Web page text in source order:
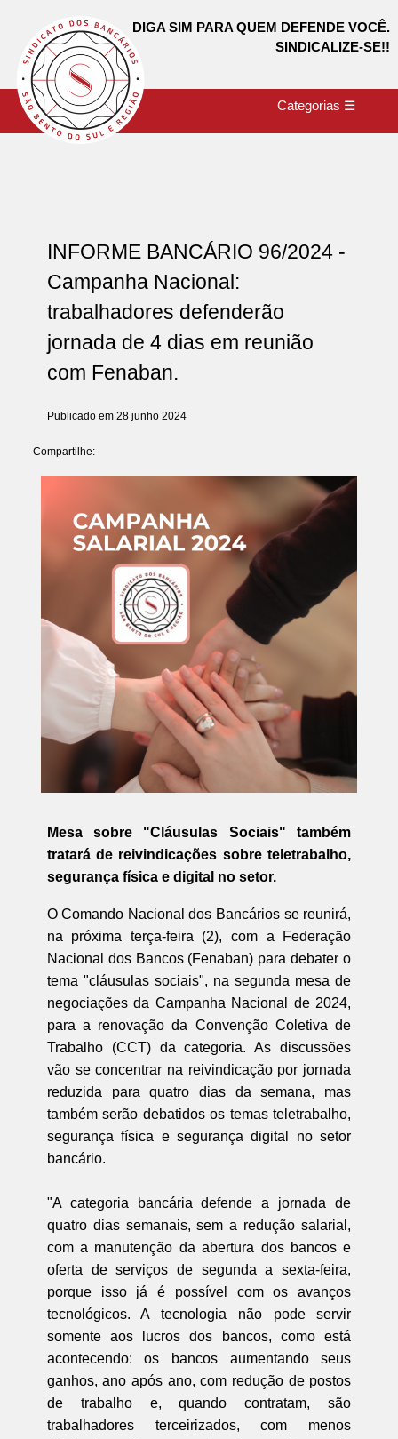
DIGA SIM PARA QUEM DEFENDE VOCÊ.
SINDICALIZE-SE!!
Categorias ☰
INFORME BANCÁRIO 96/2024 -
Campanha Nacional:
trabalhadores defenderão
jornada de 4 dias em reunião
com Fenaban.
Publicado em 28 junho 2024
Compartilhe:
Mesa sobre "Cláusulas Sociais" também
tratará de reivindicações sobre teletrabalho,
segurança física e digital no setor.
O Comando Nacional dos Bancários se reunirá,
na próxima terça-feira (2), com a Federação
Nacional dos Bancos (Fenaban) para debater o
tema "cláusulas sociais", na segunda mesa de
negociações da Campanha Nacional de 2024,
para a renovação da Convenção Coletiva de
Trabalho (CCT) da categoria. As discussões
vão se concentrar na reivindicação por jornada
reduzida para quatro dias da semana, mas
também serão debatidos os temas teletrabalho,
segurança física e segurança digital no setor
bancário.
"A categoria bancária defende a jornada de
quatro dias semanais, sem a redução salarial,
com a manutenção da abertura dos bancos e
oferta de serviços de segunda a sexta-feira,
porque isso já é possível com os avanços
tecnológicos. A tecnologia não pode servir
somente aos lucros dos bancos, como está
acontecendo: os bancos aumentando seus
ganhos, ano após ano, com redução de postos
de trabalho e, quando contratam, são
trabalhadores terceirizados, com menos